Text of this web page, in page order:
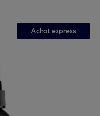
Achat express